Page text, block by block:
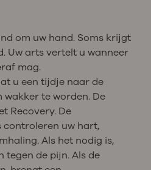
om uw hand. Soms krijgt
Uw arts vertelt u wanneer
mag.
u een tijdje naar de
te worden. De
Recovery. De
controleren uw hart,
Als het nodig is,
tegen de pijn. Als de